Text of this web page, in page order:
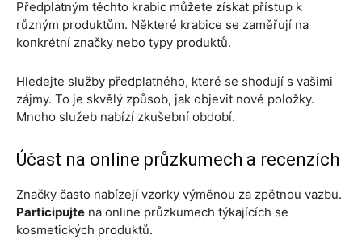
Předplatným těchto krabic můžete získat přístup k
různým produktům. Některé krabice se zaměřují na
konkrétní značky nebo typy produktů.
Hledejte služby předplatného, které se shodují s vašimi
zájmy. To je skvělý způsob, jak objevit nové položky.
Mnoho služeb nabízí zkušební období.
Účast na online průzkumech a recenzích
Značky často nabízejí vzorky výměnou za zpětnou vazbu.
Participujte na online průzkumech týkajících se
kosmetických produktů.